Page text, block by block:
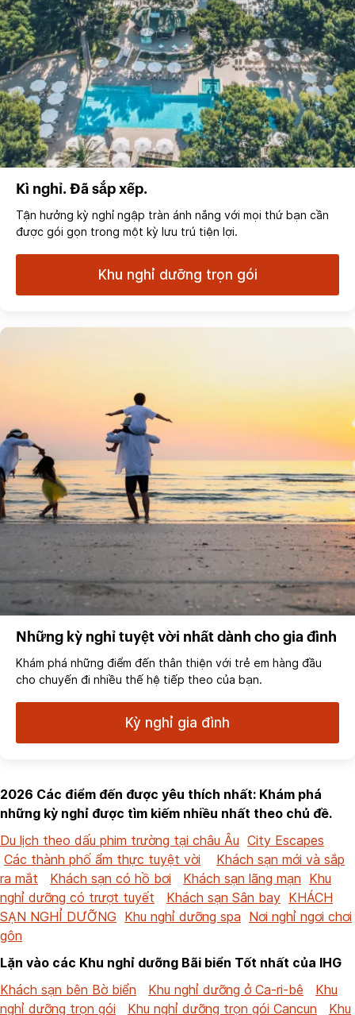
Kì nghỉ. Đã sắp xếp.
Tận hưởng kỳ nghỉ ngập tràn ánh nắng với mọi thứ bạn cần
được gói gọn trong một kỳ lưu trú tiện lợi.
Khu nghỉ dưỡng trọn gói
Những kỳ nghỉ tuyệt vời nhất dành cho gia đình
Khám phá những điểm đến thân thiện với trẻ em hàng đầu
cho chuyến đi nhiều thế hệ tiếp theo của bạn.
Kỳ nghỉ gia đình
2026 Các điểm đến được yêu thích nhất: Khám phá
những kỳ nghỉ được tìm kiếm nhiều nhất theo chủ đề.
Du lịch theo dấu phim trường tại châu Âu City Escapes
Các thành phố ẩm thực tuyệt vời
Khách sạn mới và sắp
ra mắt
Khách sạn có hồ bơi Khách sạn lãng mạn Khu
nghỉ dưỡng có trượt tuyết
Khách sạn Sân bay KHÁCH
SẠN NGHỈ DƯỠNG Khu nghỉ dưỡng spa Nơi nghỉ ngơi chơi
gôn
Lặn vào các Khu nghỉ dưỡng Bãi biển Tốt nhất của IHG
Khách sạn bên Bờ biển
Khu nghỉ dưỡng ở Ca-ri-bê
Khu
nghỉ dưỡng trọn gói
Khu nghỉ dưỡng trọn gói Cancun Khu